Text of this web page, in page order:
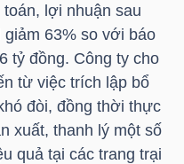
lợi nhuận sau
63% so với báo
tỷ đồng. Công ty cho
từ việc trích lập bổ
đòi, đồng thời thực
xuất, thanh lý một số
quả tại các trang trại